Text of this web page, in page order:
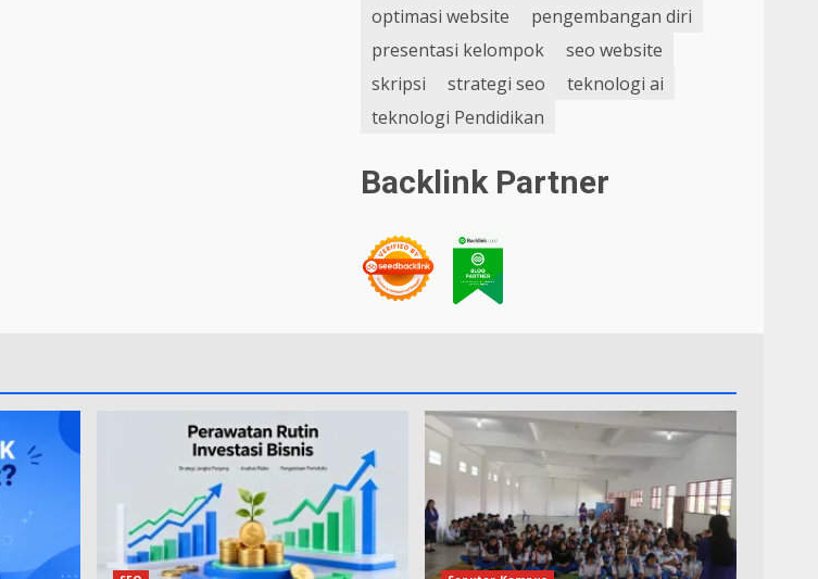
optimasi website
pengembangan diri
presentasi kelompok
seo website
skripsi
strategi seo
teknologi ai
teknologi Pendidikan
Backlink Partner